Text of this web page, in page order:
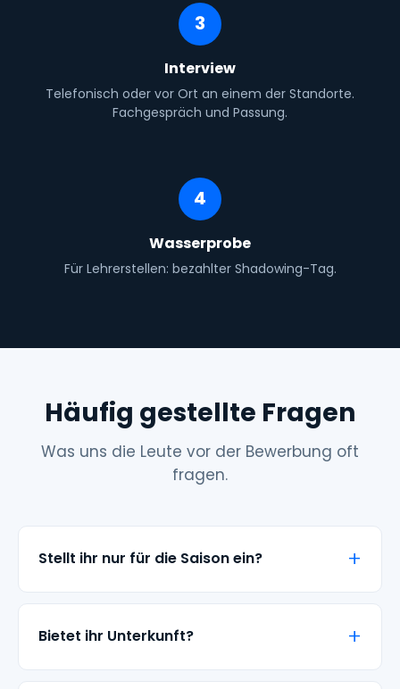
3
Interview
Telefonisch oder vor Ort an einem der Standorte.
Fachgespräch und Passung.
4
Wasserprobe
Für Lehrerstellen: bezahlter Shadowing-Tag.
Häufig gestellte Fragen
Was uns die Leute vor der Bewerbung oft
fragen.
Stellt ihr nur für die Saison ein?
Bietet ihr Unterkunft?